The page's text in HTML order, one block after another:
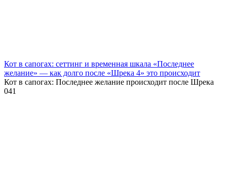
Кот в сапогах: сеттинг и временная шкала «Последнее
желание» — как долго после «Шрека 4» это происходит
Кот в сапогах: Последнее желание происходит после Шрека
041